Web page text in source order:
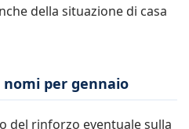
della situazione di casa
per gennaio
del rinforzo eventuale sulla